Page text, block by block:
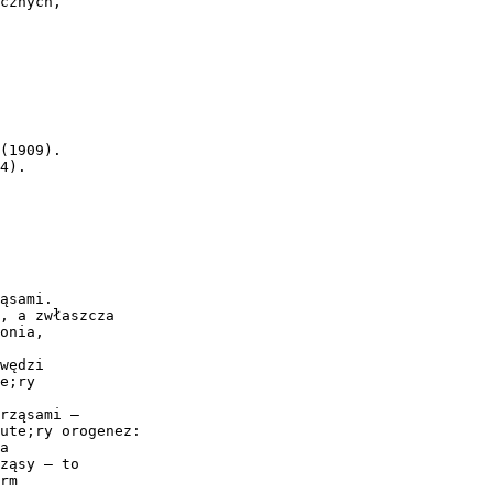
a zwłaszcza
–
orogenez:
– to